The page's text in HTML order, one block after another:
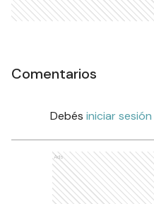
Comentarios
Debés iniciar sesión
Ads